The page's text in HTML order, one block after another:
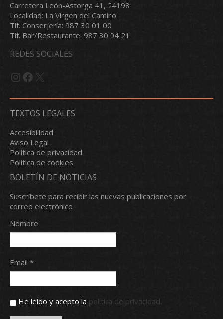
Carretera León-Astorga 41, 24198
Localidad: La Virgen del Camino
Tlf. Conserjería: 987 30 01 00
Tlf. Bar/Restaurante: 987 30 04 21
REDES SOCIALES
Instagram
Facebook
X
TEXTOS LEGALES
Accesibilidad
Aviso Legal
Política de privacidad
Política de cookies
BOLETÍN DE NOTICIAS
Suscríbete para recibir las nuevas publicaciones por
correo electrónico
Nombre
Email *
He leído y acepto la política de privacidad.